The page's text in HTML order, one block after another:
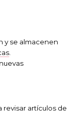
y se almacenen
revisar artículos de